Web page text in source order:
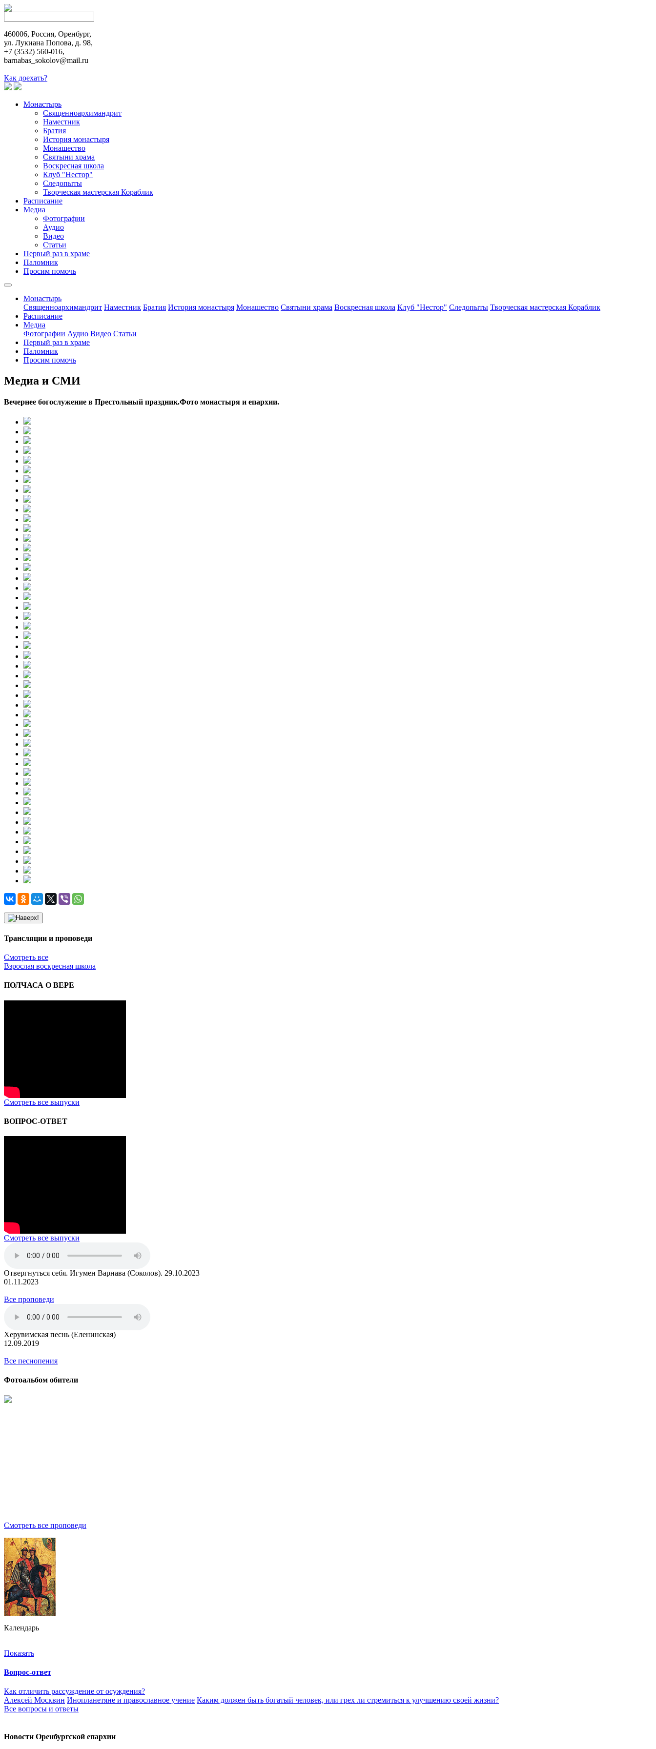
460006, Россия, Оренбург,
ул. Лукиана Попова, д. 98,
+7 (3532) 560-016,
barnabas_sokolov@mail.ru
Как доехать?
Монастырь
Священноархимандрит
Наместник
Братия
История монастыря
Монашество
Cвятыни храма
Воскресная школа
Клуб "Нестор"
Следопыты
Творческая мастерская Кораблик
Расписание
Медиа
Фотографии
Аудио
Видео
Статьи
Первый раз в храме
Паломник
Просим помочь
Монастырь
Священноархимандрит Наместник Братия История монастыря Монашество Cвятыни храма Воскресная школа Клуб "Нестор" Следопыты Творческая мастерская Кораблик
Расписание
Медиа
Фотографии Аудио Видео Статьи
Первый раз в храме
Паломник
Просим помочь
Медиа и СМИ
Вечернее богослужение в Престольный праздник.Фото монастыря и епархии.
Трансляции и проповеди
Смотреть все
Взрослая воскресная школа
ПОЛЧАСА О ВЕРЕ
Смотреть все выпуски
ВОПРОС-ОТВЕТ
Смотреть все выпуски
Отвергнуться себя. Игумен Варнава (Соколов). 29.10.2023
01.11.2023
Все проповеди
Херувимская песнь (Еленинская)
12.09.2019
Все песнопения
Фотоальбом обители
Смотреть все проповеди
Календарь
Показать
Вопрос-ответ
Как отличить рассуждение от осуждения?
Алексей Москвин Инопланетяне и православное учение Каким должен быть богатый человек, или грех ли стремиться к улучшению своей жизни?
Все вопросы и ответы
Новости Оренбургской епархии